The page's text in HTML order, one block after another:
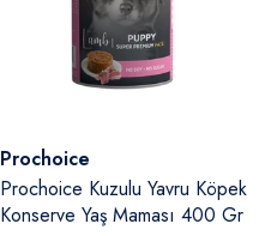
Satıcı:
Prochoice
Prochoice Kuzulu Yavru Köpek
Konserve Yaş Maması 400 Gr